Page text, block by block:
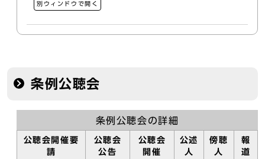
別ウィンドウで開く
条例公聴会
条例公聴会の詳細
公聴会開催要
請
公聴会
公告
公聴会
開催
公述
人
傍聴
人
報
道